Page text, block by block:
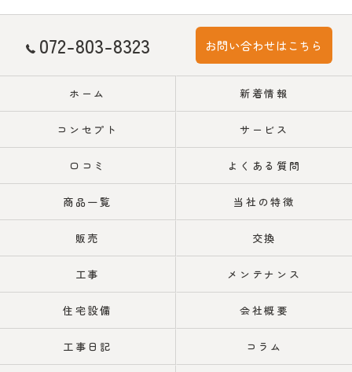
072-803-8323 お問い合わせはこちら
ホーム 新着情報
コンセプト サービス
口コミ よくある質問
商品一覧 当社の特徴
販売 交換
工事 メンテナンス
住宅設備 会社概要
工事日記 コラム